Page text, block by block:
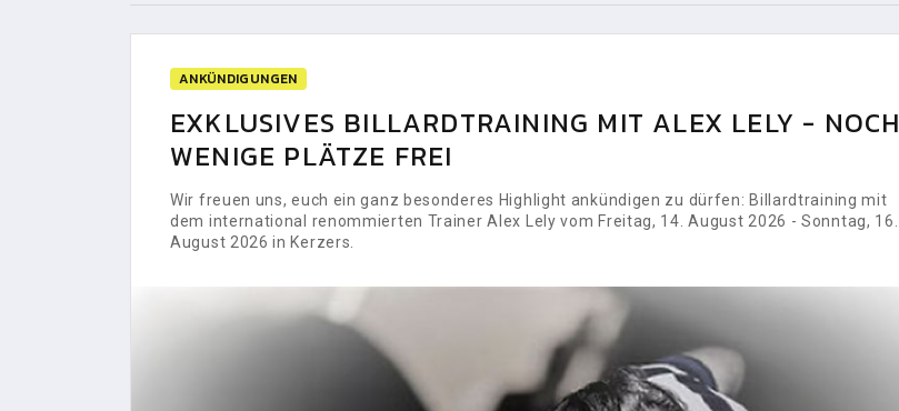
ANKÜNDIGUNGEN
EXKLUSIVES BILLARDTRAINING MIT ALEX LELY - NOCH
WENIGE PLÄTZE FREI
Wir freuen uns, euch ein ganz besonderes Highlight ankündigen zu dürfen: Billardtraining mit
dem international renommierten Trainer Alex Lely vom Freitag, 14. August 2026 - Sonntag, 16.
August 2026 in Kerzers.